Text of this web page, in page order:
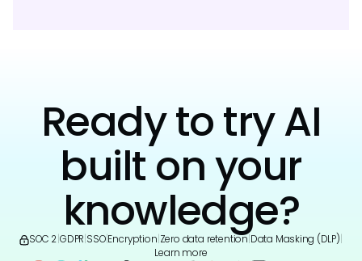
Ready to try AI
built on your
knowledge?
SOC 2 GDPR SSO|Encryption Zero data retention Data Masking (DLP)
Learn more